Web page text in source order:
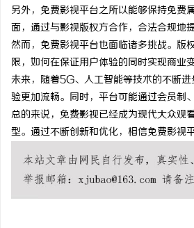
另外，免费影视平台之所以能够保持免费
面，通过与影视版权方合作，合法合规地
然而，免费影视平台也面临诸多挑战。版
限，如何在保证用户体验的同时实现商业
未来，随着5G、人工智能等技术的不断
验更加流畅。同时，平台可能通过会员制
总的来说，免费影视已经成为现代大众观
型。通过不断创新和优化，相信免费影视